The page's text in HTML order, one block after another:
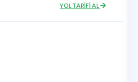
YOL TARİFİ AL